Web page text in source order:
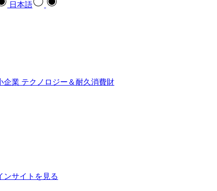
日本語
企業 テクノロジー＆耐久消費財
ンサイトを見る